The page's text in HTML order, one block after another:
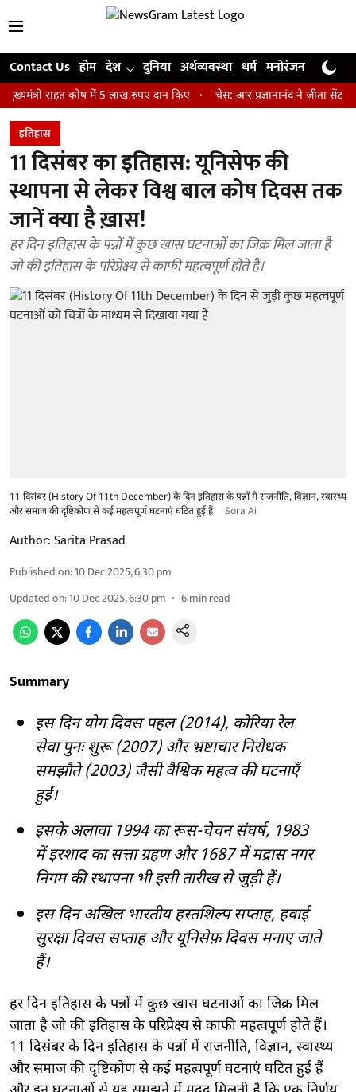
Contact Us होम देश दुनिया अर्थव्यवस्था धर्म मनोरंजन खेल
कोष में 5 लाख रुपए दान किए चेस: आर प्रज्ञानानंद ने जीता सेंट लुइस
इतिहास
11 दिसंबर का इतिहास: यूनिसेफ की
स्थापना से लेकर विश्व बाल कोष दिवस तक
जानें क्या है ख़ास!
हर दिन इतिहास के पन्नों में कुछ खास घटनाओं का जिक्र मिल जाता है
जो की इतिहास के परिप्रेक्ष्य से काफी महत्वपूर्ण होते हैं।
11 दिसंबर (History Of 11th December) के दिन इतिहास के पन्नों में राजनीति, विज्ञान, स्वास्थ्य
और समाज की दृष्टिकोण से कई महत्वपूर्ण घटनाएं घटित हुई हैं
Sora Ai
Author:Sarita Prasad
Published on:10 Dec 2025, 6:30 pm
Updated on:10 Dec 2025, 6:30 pm 6min read
Summary
इस दिन योग दिवस पहल (2014), कोरिया रेल
सेवा पुनः शुरू (2007) और भ्रष्टाचार निरोधक
समझौते (2003) जैसी वैश्विक महत्व की घटनाएँ
हुईं।
इसके अलावा 1994 का रूस-चेचन संघर्ष, 1983
में इरशाद का सत्ता ग्रहण और 1687 में मद्रास नगर
निगम की स्थापना भी इसी तारीख से जुड़ी हैं।
इस दिन अखिल भारतीय हस्तशिल्प सप्ताह, हवाई
सुरक्षा दिवस सप्ताह और यूनिसेफ़ दिवस मनाए जाते
हैं।
हर दिन इतिहास के पन्नों में कुछ खास घटनाओं का जिक्र मिल
जाता है जो की इतिहास के परिप्रेक्ष्य से काफी महत्वपूर्ण होते हैं।
11 दिसंबर के दिन इतिहास के पन्नों में राजनीति, विज्ञान, स्वास्थ्य
और समाज की दृष्टिकोण से कई महत्वपूर्ण घटनाएं घटित हुई हैं